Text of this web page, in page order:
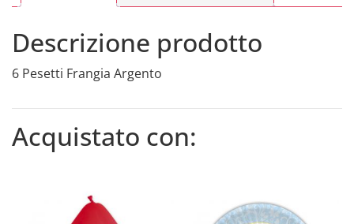
Descrizione prodotto
6 Pesetti Frangia Argento
Acquistato con: